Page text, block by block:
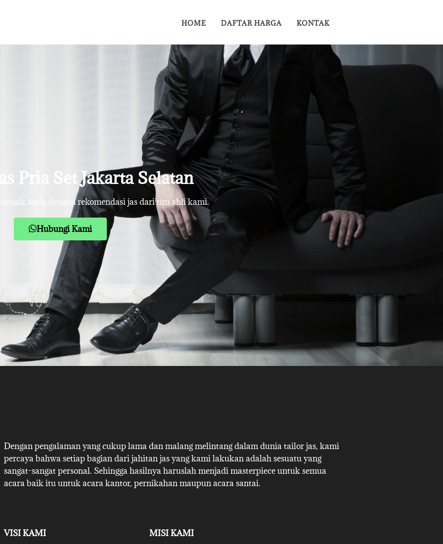
HOME DAFTAR HARGA KONTAK
Pria Set Jakarta Selatan
anda dengan rekomendasi jas dari tim ahli kami.
Hubungi Kami
Dengan pengalaman yang cukup lama dan malang melintang dalam dunia tailor jas, kami
percaya bahwa setiap bagian dari jahitan jas yang kami lakukan adalah sesuatu yang
sangat-sangat personal. Sehingga hasilnya haruslah menjadi masterpiece untuk semua
acara baik itu untuk acara kantor, pernikahan maupun acara santai.
VISI KAMI MISI KAMI